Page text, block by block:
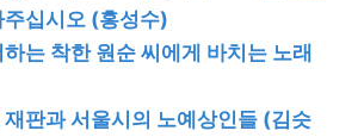
주십시오 (홍성수)
는 착한 원순 씨에게 바치는 노래
판과 서울시의 노예상인들 (김슷